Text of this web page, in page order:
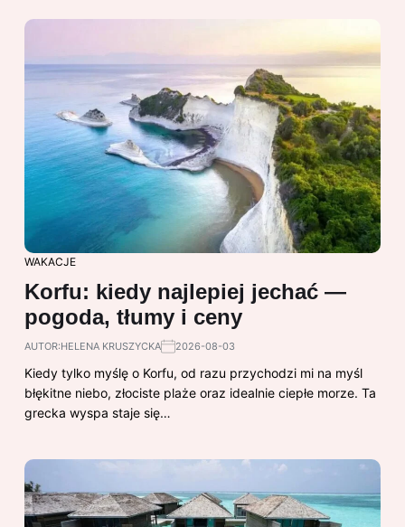
WAKACJE
Korfu: kiedy najlepiej jechać —
pogoda, tłumy i ceny
AUTOR:HELENA KRUSZYCKA 2026-08-03
Kiedy tylko myślę o Korfu, od razu przychodzi mi na myśl
błękitne niebo, złociste plaże oraz idealnie ciepłe morze. Ta
grecka wyspa staje się…